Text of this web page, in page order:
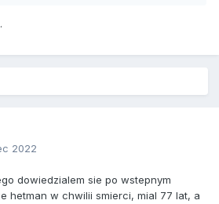
2022
dowiedzialem sie po wstepnym
hetman w chwilii smierci, mial 77 lat, a